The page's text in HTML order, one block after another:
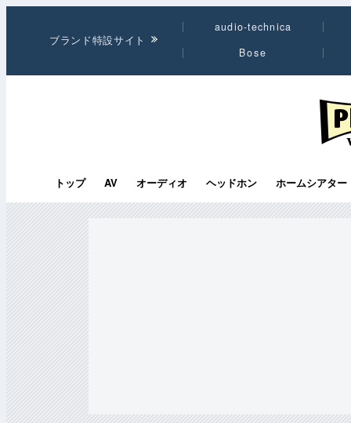
ブランド特設サイト
audio-technica
Bose
トップ AV オーディオ ヘッドホン ホームシアター